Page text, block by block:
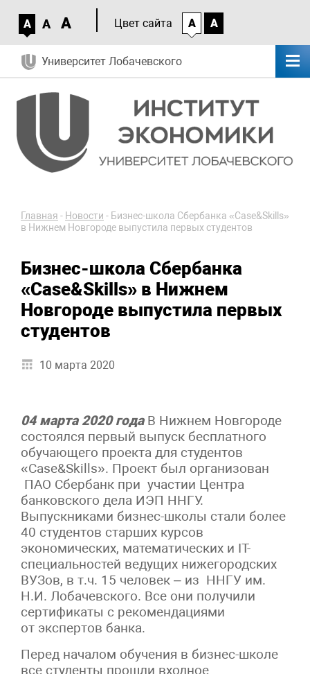
A A A Цвет сайта A A
Университет Лобачевского
Главная - Новости - Бизнес-школа Сбербанка «Case&Skills»
в Нижнем Новгороде выпустила первых студентов
Бизнес-школа Сбербанка
«Case&Skills» в Нижнем
Новгороде выпустила первых
студентов
10 марта 2020
04 марта 2020 годаВ Нижнем Новгороде
состоялся первый выпуск бесплатного
обучающего проекта для студентов
«Case&Skills». Проект был организован
ПАО Сбербанк при участии Центра
банковского дела ИЭП ННГУ.
Выпускниками бизнес-школы стали более
40 студентов старших курсов
экономических, математических и IT-
специальностей ведущих нижегородских
ВУЗов, в т.ч. 15 человек – из ННГУ им.
Н.И. Лобачевского. Все они получили
сертификаты с рекомендациями
от экспертов банка.
Перед началом обучения в бизнес-школе
все студенты прошли входное